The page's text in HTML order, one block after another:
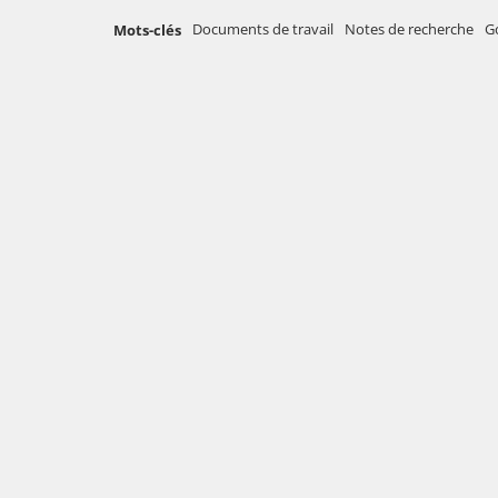
Mots-clés Documents de travail Notes de recherche